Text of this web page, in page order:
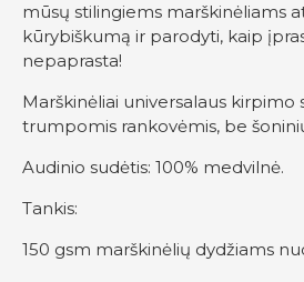
mūsų stilingiems marškinėliams
kūrybiškumą ir parodyti, kaip
nepaprasta!
Marškinėliai universalaus kirpimo
trumpomis rankovėmis, be
Audinio sudėtis: 100% medvilnė.
Tankis:
150 gsm marškinėlių dydžiams